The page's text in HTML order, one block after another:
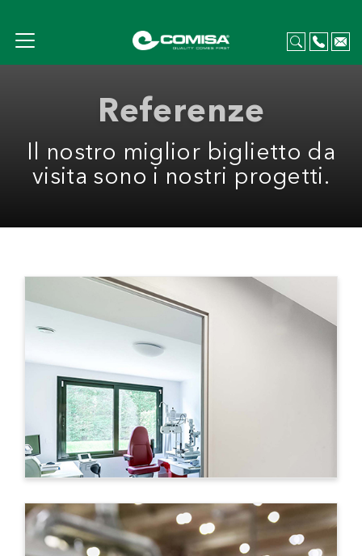
Referenze
Il nostro miglior biglietto da
visita sono i nostri progetti.